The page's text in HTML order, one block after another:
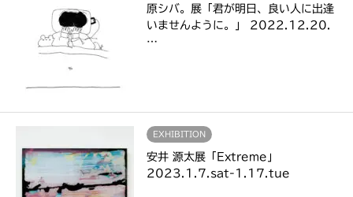
原シバ。展「君が明日、良い人に出逢
いませんように。」 2022.12.20.
…
EXHIBITION
安井 源太展「Extreme」
2023.1.7.sat-1.17.tue